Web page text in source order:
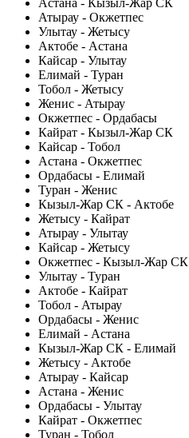
Астана - Кызыл-Жар СК
Атырау - Окжетпес
Улытау - Жетысу
Актобе - Астана
Кайсар - Улытау
Елимай - Туран
Тобол - Жетысу
Женис - Атырау
Окжетпес - Ордабасы
Кайрат - Кызыл-Жар СК
Кайсар - Тобол
Астана - Окжетпес
Ордабасы - Елимай
Туран - Женис
Кызыл-Жар СК - Актобе
Жетысу - Кайрат
Атырау - Улытау
Кайсар - Жетысу
Окжетпес - Кызыл-Жар СК
Улытау - Туран
Актобе - Кайрат
Тобол - Атырау
Ордабасы - Женис
Елимай - Астана
Кызыл-Жар СК - Елимай
Жетысу - Актобе
Атырау - Кайсар
Астана - Женис
Ордабасы - Улытау
Кайрат - Окжетпес
Туран - Тобол